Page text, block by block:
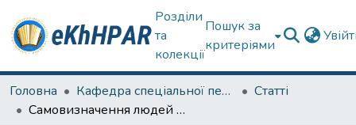
Розділи
та
колекції
Пошук за
критеріями
Головна Кафедра спеціальної педагогіки і психології та інклюзивної освіти
Статті
Самовизначення людей з інвалідністю як детермінанта інклюзивності освіти.